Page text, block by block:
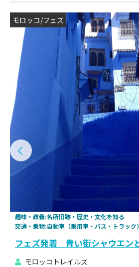
モロッコ/フェズ
趣味・教養:名所旧跡・歴史・文化を知る
交通・乗物:自動車（乗用車・バス・トラック）
モロッコトレイルズ